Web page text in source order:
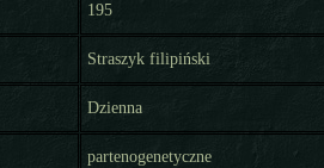
195
Straszyk filipiński
Dzienna
partenogenetyczne